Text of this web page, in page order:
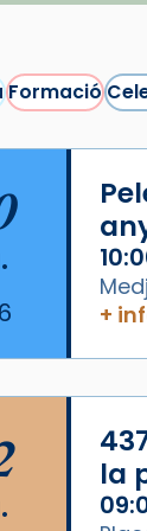
Formació
+
la